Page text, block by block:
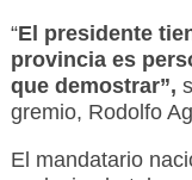
“El presidente
provincia es
que demostrar”,
gremio, Rodolfo
El mandatario